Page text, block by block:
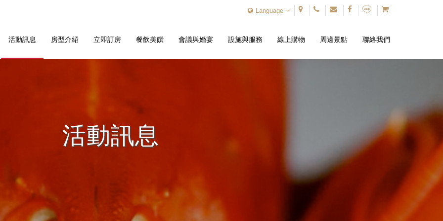
Language
活動訊息 房型介紹 立即訂房 餐飲美饌 會議與婚宴 設施與服務 線上購物 周邊景點 聯絡我們
活動訊息